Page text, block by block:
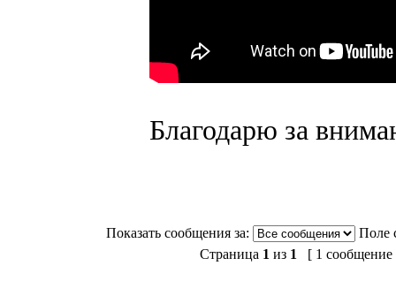
Благодарю за
Показать сообщения за:
Поле
Страница 1 из 1 [ 1 сообщение